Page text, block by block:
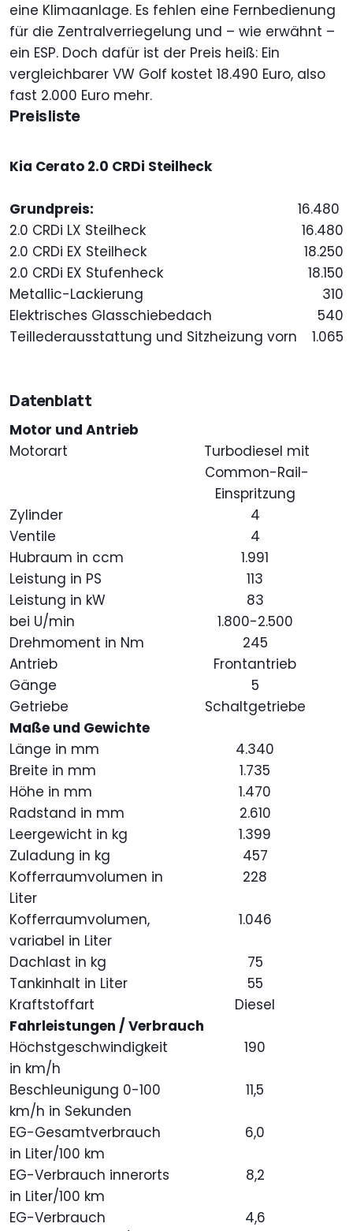
eine Klimaanlage. Es fehlen eine Fernbedienung
für die Zentralverriegelung und – wie erwähnt –
ein ESP. Doch dafür ist der Preis heiß: Ein
vergleichbarer VW Golf kostet 18.490 Euro, also
fast 2.000 Euro mehr.
Preisliste
Kia Cerato 2.0 CRDi Steilheck
Grundpreis:
16.480
2.0 CRDi LX Steilheck
16.480
2.0 CRDi EX Steilheck
18.250
2.0 CRDi EX Stufenheck
18.150
Metallic-Lackierung
310
Elektrisches Glasschiebedach
540
Teillederausstattung und Sitzheizung vorn
1.065
Datenblatt
Motor und Antrieb
Motorart
Turbodiesel mit
Common-Rail-
Einspritzung
Zylinder
4
Ventile
4
Hubraum in ccm
1.991
Leistung in PS
113
Leistung in kW
83
bei U/min
1.800-2.500
Drehmoment in Nm
245
Antrieb
Frontantrieb
Gänge
5
Getriebe
Schaltgetriebe
Maße und Gewichte
Länge in mm
4.340
Breite in mm
1.735
Höhe in mm
1.470
Radstand in mm
2.610
Leergewicht in kg
1.399
Zuladung in kg
457
Kofferraumvolumen in
Liter
228
Kofferraumvolumen,
variabel in Liter
1.046
Dachlast in kg
75
Tankinhalt in Liter
55
Kraftstoffart
Diesel
Fahrleistungen / Verbrauch
Höchstgeschwindigkeit
in km/h
190
Beschleunigung 0-100
km/h in Sekunden
11,5
EG-Gesamtverbrauch
in Liter/100 km
6,0
EG-Verbrauch innerorts
in Liter/100 km
8,2
EG-Verbrauch
4,6